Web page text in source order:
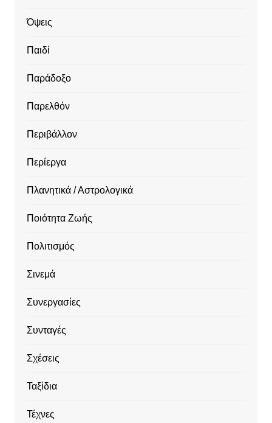
Όψεις
Παιδί
Παράδοξο
Παρελθόν
Περιβάλλον
Περίεργα
Πλανητικά / Αστρολογικά
Ποιότητα Ζωής
Πολιτισμός
Σινεμά
Συνεργασίες
Συνταγές
Σχέσεις
Ταξίδια
Τέχνες